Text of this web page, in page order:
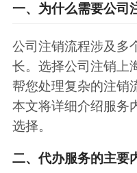
一、为什么需要公司
公司注销流程涉及多
长。选择公司注销上
帮您处理复杂的注销
本文将详细介绍服务
选择。
二、代办服务的主要